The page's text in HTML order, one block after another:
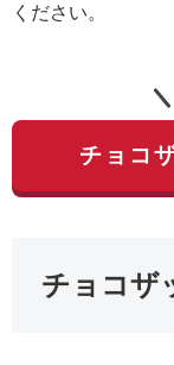
ください。
チョコ
チョコザ